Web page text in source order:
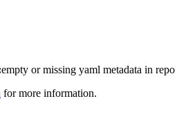
empty or missing yaml metadata in repo
for more information.